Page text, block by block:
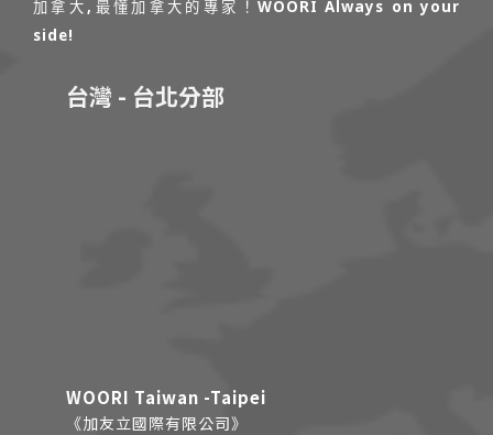
加拿大,最懂加拿大的專家！WOORI Always on your
side!
台灣 - 台北分部
WOORI Taiwan -Taipei
《加友立國際有限公司》